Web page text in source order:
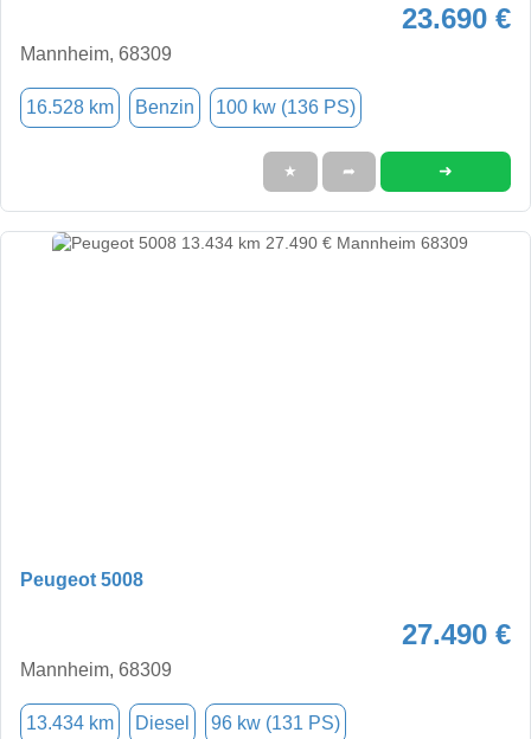
23.690 €
Mannheim, 68309
16.528 km Benzin 100 kw (136 PS)
★ ➦ ➜
Peugeot 5008
27.490 €
Mannheim, 68309
13.434 km Diesel 96 kw (131 PS)